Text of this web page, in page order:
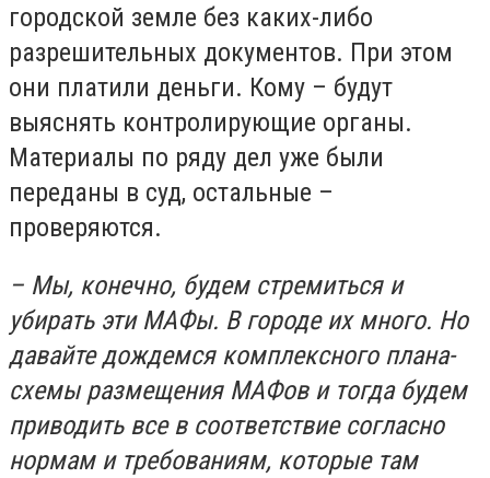
городской земле без каких-либо
разрешительных документов. При этом
они платили деньги. Кому – будут
выяснять контролирующие органы.
Материалы по ряду дел уже были
переданы в суд, остальные –
проверяются.
– Мы, конечно, будем стремиться и
убирать эти МАФы. В городе их много. Но
давайте дождемся комплексного плана-
схемы размещения МАФов и тогда будем
приводить все в соответствие согласно
нормам и требованиям, которые там